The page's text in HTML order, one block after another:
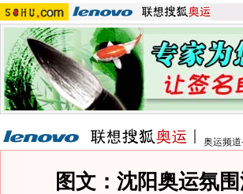
奥运频
图文：沈阳奥运氛